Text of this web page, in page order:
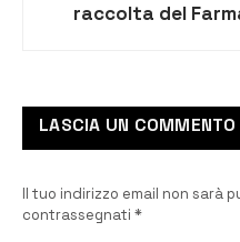
raccolta del
LASCIA UN COMMENTO
Il tuo indirizzo email non sarà
contrassegnati *